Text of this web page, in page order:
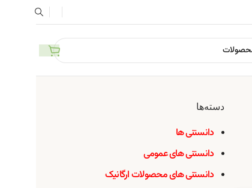
دسته‌ها
دانستنی ها
دانستنی های عمومی
دانستنی های محصولات ارگانیک